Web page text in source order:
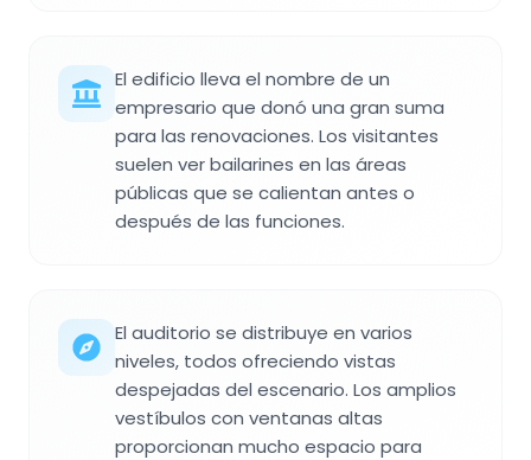
El edificio lleva el nombre de un
empresario que donó una gran suma
para las renovaciones. Los visitantes
suelen ver bailarines en las áreas
públicas que se calientan antes o
después de las funciones.
El auditorio se distribuye en varios
niveles, todos ofreciendo vistas
despejadas del escenario. Los amplios
vestíbulos con ventanas altas
proporcionan mucho espacio para